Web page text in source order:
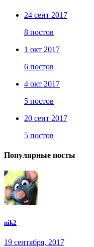
24 сент 2017
8 постов
1 окт 2017
6 постов
4 окт 2017
5 постов
20 сент 2017
5 постов
Популярные посты
nik2
19 сентября, 2017